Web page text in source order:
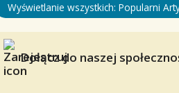
Wyświetlanie wszystkich: Popularni
Dołącz do naszej